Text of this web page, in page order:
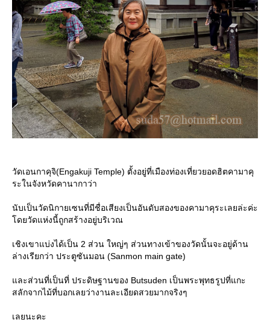
วัดเอนกาคุจิ(Engakuji Temple) ตั้งอยู่ที่เมืองท่องเที่ยวยอดฮิตคามาคุ
ระในจังหวัดคานากาว่า
นับเป็นวัดนิกายเซนที่มีชื่อเสียงเป็นอันดับสองของคามาคุระเลยล่ะค่ะ
ดยวัดแห่งนี้ถูกสร้างอยู่บริเวณ
เชิงเขาแบ่งได้เป็น 2 ส่วน ใหญ่ๆ ส่วนทางเข้าของวัดนั้นจะอยู่ด้าน
ล่างเรียกว่า ประตูซันมอน (Sanmon main gate)
ละส่วนที่เป็นที่ ประดิษฐานของ Butsuden เป็นพระพุทธรูปที่แกะ
สลักจากไม้ที่บอกเลยว่างานละเอียดสวยมากจริงๆ
เลยนะคะ